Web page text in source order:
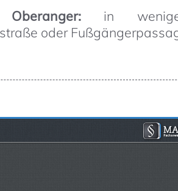
in
oder